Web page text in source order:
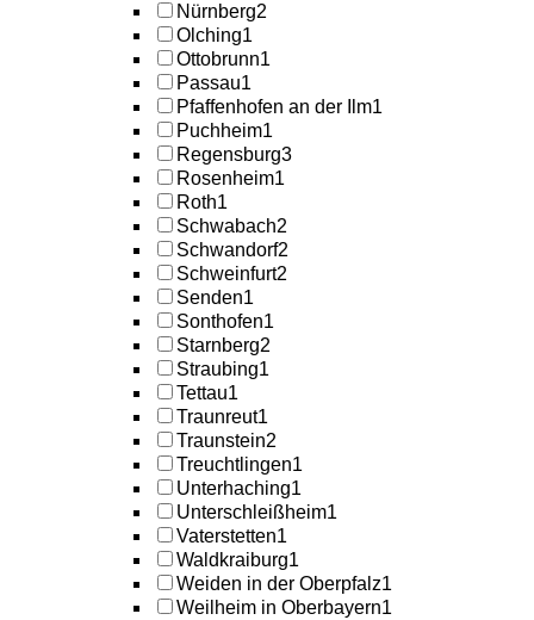
Nürnberg2
Olching1
Ottobrunn1
Passau1
Pfaffenhofen an der Ilm1
Puchheim1
Regensburg3
Rosenheim1
Roth1
Schwabach2
Schwandorf2
Schweinfurt2
Senden1
Sonthofen1
Starnberg2
Straubing1
Tettau1
Traunreut1
Traunstein2
Treuchtlingen1
Unterhaching1
Unterschleißheim1
Vaterstetten1
Waldkraiburg1
Weiden in der Oberpfalz1
Weilheim in Oberbayern1